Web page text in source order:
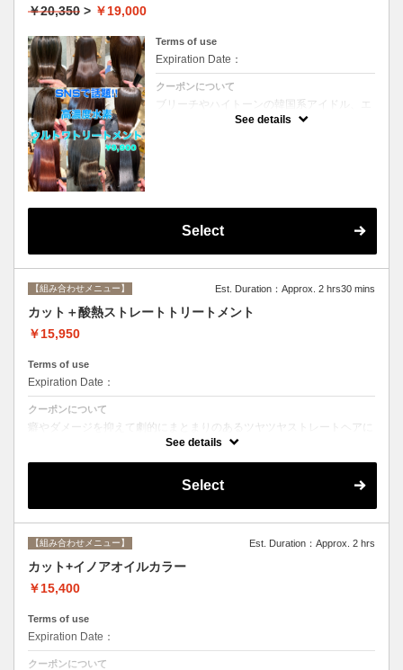
￥20,350 > ￥19,000
Terms of use
Expiration Date：
クーポンについて
ブリーチやハイトーンの韓国系アイドル、エ
イジング毛にお悩みの美魔女も夢中！全ての
See details
Select
【組み合わせメニュー】 Est. Duration：Approx. 2 hrs30 mins
カット＋酸熱ストレートトリートメント
￥15,950
Terms of use
Expiration Date：
クーポンについて
癖やダメージを抑えて劇的にまとまりのあるツヤツヤストレートヘアに
☆ストレートで痛んだ髪のメンテナンスにも最適。シャンプー、ブロー
See details
Select
【組み合わせメニュー】 Est. Duration：Approx. 2 hrs
カット+イノアオイルカラー
￥15,400
Terms of use
Expiration Date：
クーポンについて